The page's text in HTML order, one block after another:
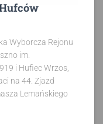
Wyborcza Rejonu
im.
i Hufiec Wrzos,
na 44. Zjazd
Lemańskiego